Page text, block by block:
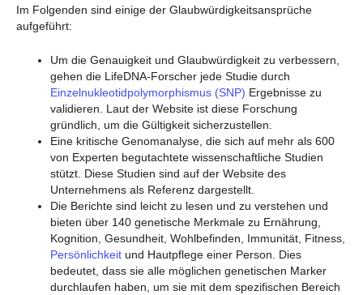
Im Folgenden sind einige der Glaubwürdigkeitsansprüche
aufgeführt:
Um die Genauigkeit und Glaubwürdigkeit zu verbessern,
gehen die LifeDNA-Forscher jede Studie durch
Einzelnukleotidpolymorphismus (SNP) Ergebnisse zu
validieren. Laut der Website ist diese Forschung
gründlich, um die Gültigkeit sicherzustellen.
Eine kritische Genomanalyse, die sich auf mehr als 600
von Experten begutachtete wissenschaftliche Studien
stützt. Diese Studien sind auf der Website des
Unternehmens als Referenz dargestellt.
Die Berichte sind leicht zu lesen und zu verstehen und
bieten über 140 genetische Merkmale zu Ernährung,
Kognition, Gesundheit, Wohlbefinden, Immunität, Fitness,
Persönlichkeit und Hautpflege einer Person. Dies
bedeutet, dass sie alle möglichen genetischen Marker
durchlaufen haben, um sie mit dem spezifischen Bereich